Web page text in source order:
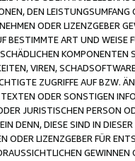
DEN
ODER LIZENZGEBER
BESTIMMTE ART UND
VIREN,
ZUGRIFFE AUF BZW.
ODER SONSTIGEN
JURISTISCHEN PERSON
DENN, DIESE SIND IN
ODER LIZENZGEBER FÜR